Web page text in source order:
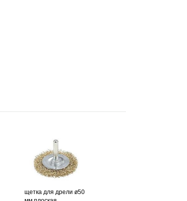
щетка для дрели ø50